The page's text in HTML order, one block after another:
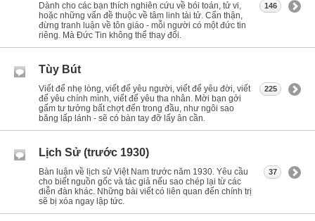
Dành cho các bạn thích nghiên cứu về bói toán, tử vi,
hoặc những vấn đề thuộc về tâm linh tài tử. Cẩn thận,
đừng tranh luận về tôn giáo - mỗi người có một đức tin
riêng. Mà Đức Tin không thể thay đổi.
146
Tùy Bút
Viết để nhẹ lòng, viết để yêu người, viết để yêu đời, viết
để yêu chính mình, viết để yêu tha nhân. Mời bạn gởi
gấm tư tưởng bất chợt đến trong đầu, như ngôi sao
băng lấp lánh - sẽ có bàn tay đỡ lấy ân cần.
225
Lịch Sử (trước 1930)
Bàn luận về lịch sử Việt Nam trước năm 1930. Yêu cầu
cho biết nguồn gốc và tác giả nếu sao chép lại từ các
diễn đàn khác. Những bài viết có liên quan đến chính trị
sẽ bị xóa ngay lập tức.
37